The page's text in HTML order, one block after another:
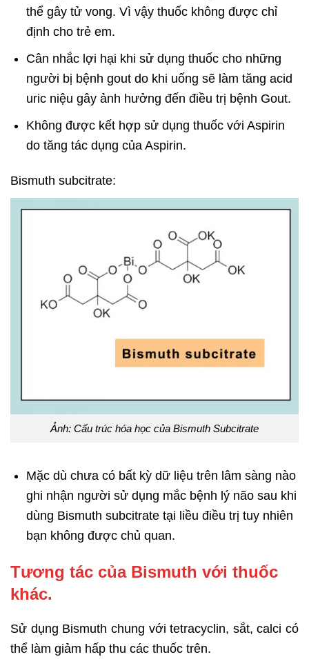
thể gây tử vong. Vì vậy thuốc không được chỉ
định cho trẻ em.
Cân nhắc lợi hại khi sử dụng thuốc cho những
người bị bệnh gout do khi uống sẽ làm tăng acid
uric niệu gây ảnh hưởng đến điều trị bệnh Gout.
Không được kết hợp sử dụng thuốc với Aspirin
do tăng tác dụng của Aspirin.
Bismuth subcitrate:
Ảnh: Cấu trúc hóa học của Bismuth Subcitrate
Mặc dù chưa có bất kỳ dữ liệu trên lâm sàng nào
ghi nhận người sử dụng mắc bệnh lý não sau khi
dùng Bismuth subcitrate tại liều điều trị tuy nhiên
bạn không được chủ quan.
Tương tác của Bismuth với thuốc
khác.
Sử dụng Bismuth chung với tetracyclin, sắt, calci có
thể làm giảm hấp thu các thuốc trên.